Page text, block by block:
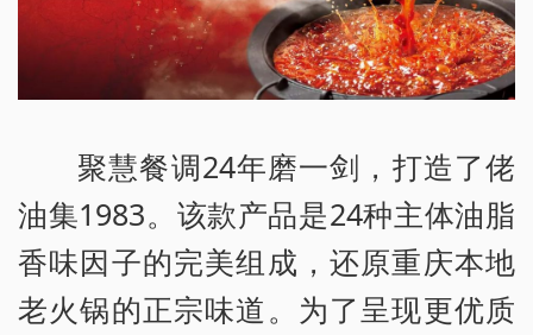
聚慧餐调24年磨一剑，打造了佬
油集1983。该款产品是24种主体油脂
香味因子的完美组成，还原重庆本地
老火锅的正宗味道。为了呈现更优质